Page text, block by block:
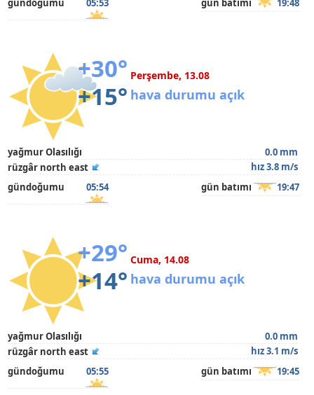
gündoğumu
05:53 gün batımı 19:48
+30°
+15°
Perşembe, 13.08
hava durumu açık
yağmur Olasılığı
0.0 mm
rüzgâr north east
hız 3.8 m/s
gündoğumu
05:54 gün batımı 19:47
+29°
+14°
Cuma, 14.08
hava durumu açık
yağmur Olasılığı
0.0 mm
rüzgâr north east
hız 3.1 m/s
gündoğumu
05:55 gün batımı 19:45